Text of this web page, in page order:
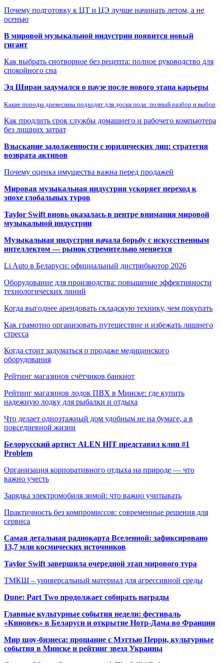
Почему подготовку к ЦТ и ЦЭ лучше начинать летом, а не
осенью
В мировой музыкальной индустрии появится новый
гигант
Как выбрать снотворное без рецепта: полное руководство для
спокойного сна
Эд Ширан задумался о паузе после нового этапа карьеры
Какие породы древесины подходят для доски пола: полный разбор и выбор
Как продлить срок службы домашнего и рабочего компьютера
без лишних затрат
Взыскание задолженности с юридических лиц: стратегия
возврата активов
Почему оценка имущества важна перед продажей
Мировая музыкальная индустрия ускоряет переход к
эпохе глобальных туров
Taylor Swift вновь оказалась в центре внимания мировой
музыкальной индустрии
Музыкальная индустрия начала борьбу с искусственным
интеллектом — рынок стремительно меняется
Li Auto в Беларуси: официальный дистрибьютор 2026
Оборудование для производства: повышение эффективности
технологических линий
Когда выгоднее арендовать складскую технику, чем покупать
Как грамотно организовать путешествие и избежать лишнего
стресса
Когда стоит задуматься о продаже медицинского
оборудования
Рейтинг магазинов счётчиков банкнот
Рейтинг магазинов лодок ПВХ в Минске: где купить
надежную лодку для рыбалки и отдыха
Что делает одноэтажный дом удобным не на бумаге, а в
повседневной жизни
Белорусский артист ALEN HIT представил клип #1
Problem
Организация корпоративного отдыха на природе — что
важно учесть
Зарядка электромобиля зимой: что важно учитывать
Практичность без компромиссов: современные решения для
сервиса
Самая детальная радиокарта Вселенной: зафиксировано
13,7 млн космических источников
Taylor Swift завершила очередной этап мирового тура
ТМКЩ – универсальный материал для агрессивной среды
Dune: Part Two продолжает собирать награды
Главные культурные события недели: фестиваль
«Киновек» в Беларуси и открытие Нотр-Дама во Франции
Мир шоу-бизнеса: прощание с Мэттью Перри, культурные
события в Минске и рейтинг звезд Украины